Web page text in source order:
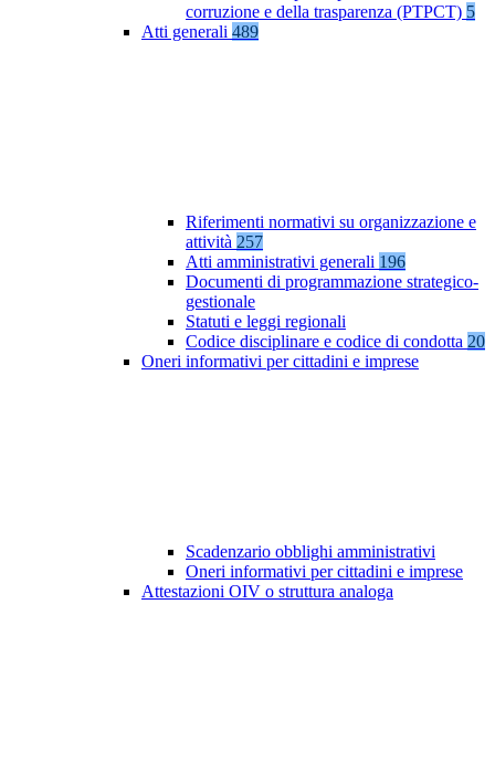
corruzione e della trasparenza (PTPCT) 5
Atti generali 489
Riferimenti normativi su organizzazione e
attività 257
Atti amministrativi generali 196
Documenti di programmazione strategico-
gestionale
Statuti e leggi regionali
Codice disciplinare e codice di condotta 20
Oneri informativi per cittadini e imprese
Scadenzario obblighi amministrativi
Oneri informativi per cittadini e imprese
Attestazioni OIV o struttura analoga